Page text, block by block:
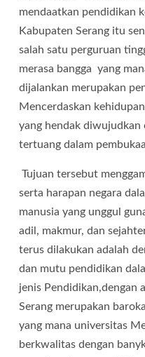
mendaatkan pendidikan
Kabupaten Serang itu
salah satu perguruan
merasa bangga yang
dijalankan merupakan
Mencerdaskan
yang hendak diwujudkan
tertuang dalam
Tujuan tersebut
serta harapan negara
manusia yang unggul
adil, makmur, dan
terus dilakukan adalah
dan mutu pendidikan
jenis Pendidikan,dengan
Serang merupakan
yang mana universitas
berkwalitas dengan